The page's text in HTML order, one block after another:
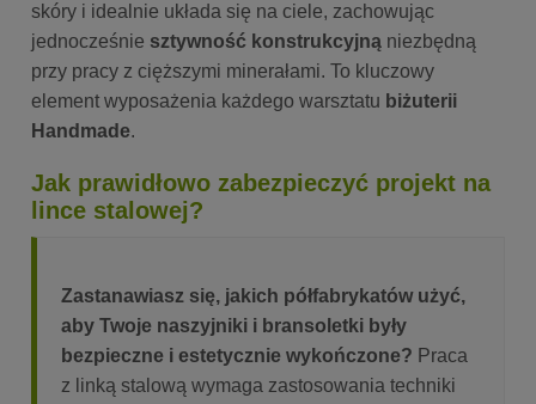
skóry i idealnie układa się na ciele, zachowując
jednocześnie sztywność konstrukcyjną niezbędną
przy pracy z cięższymi minerałami. To kluczowy
element wyposażenia każdego warsztatu biżuterii
Handmade.
Jak prawidłowo zabezpieczyć projekt na
lince stalowej?
Zastanawiasz się, jakich półfabrykatów użyć,
aby Twoje naszyjniki i bransoletki były
bezpieczne i estetycznie wykończone? Praca
z linką stalową wymaga zastosowania techniki